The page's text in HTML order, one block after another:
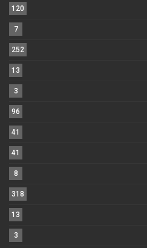
120
7
252
13
3
96
41
41
8
318
13
3